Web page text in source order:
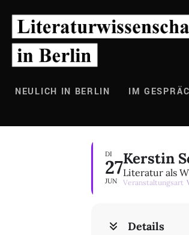
Inhalt
springen
NEULICH IN BERLIN IM
DI
27
JUN
Kerstin
Literatur als
Veranstaltungsart
Details